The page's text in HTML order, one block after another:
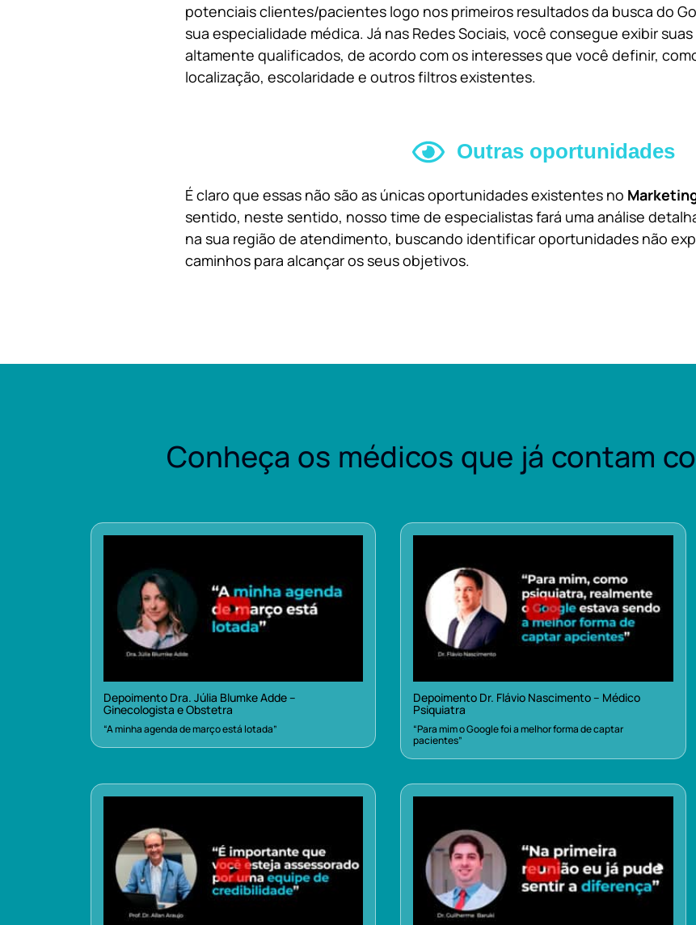
potenciais clientes/pacientes logo nos primeiros resultados da busca do
sua especialidade médica. Já nas Redes Sociais, você consegue exibir
altamente qualificados, de acordo com os interesses que você definir,
localização, escolaridade e outros filtros existentes.
Outras oportunidades
É claro que essas não são as únicas oportunidades existentes no
sentido, neste sentido, nosso time de especialistas fará uma análise
na sua região de atendimento, buscando identificar oportunidades não
caminhos para alcançar os seus objetivos.
Conheça os médicos que já contam
Depoimento Dra. Júlia Blumke Adde –
Ginecologista e Obstetra
“A minha agenda de março está lotada”
Depoimento Dr. Flávio Nascimento – Médico
Psiquiatra
“Para mim o Google foi a melhor forma de captar
pacientes”